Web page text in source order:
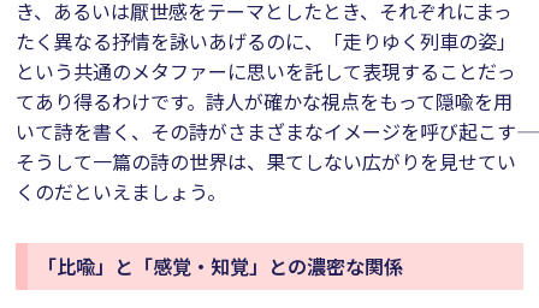
き、あるいは厭世感をテーマとしたとき、それぞれにまっ
たく異なる抒情を詠いあげるのに、「走りゆく列車の姿」
という共通のメタファーに思いを託して表現することだっ
てあり得るわけです。詩人が確かな視点をもって隠喩を用
いて詩を書く、その詩がさまざまなイメージを呼び起こす――
そうして一篇の詩の世界は、果てしない広がりを見せてい
くのだといえましょう。
「比喩」と「感覚・知覚」との濃密な関係